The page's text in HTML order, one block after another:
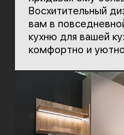
Восхитительный
вам в
кухню для вашей
комфортно и